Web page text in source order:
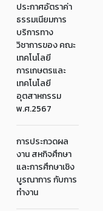
ประกาศอัตราค่า
ธรรมเนียมการ
บริการทาง
วิชาการของ คณะ
เทคโนโลยี
การเกษตรและ
เทคโนโลยี
อุตสาหกรรม
พ.ศ.2567
การประกวดผล
งาน สหกิจศึกษา
และการศึกษาเชิง
บูรณาการ กับการ
ทำงาน